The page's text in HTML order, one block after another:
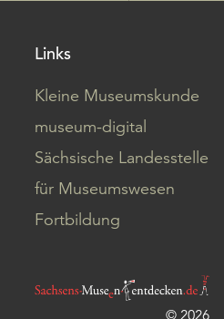
Links
Kleine Museumskunde
museum-digital
Sächsische Landesstelle
für Museumswesen
Fortbildung
© 2026